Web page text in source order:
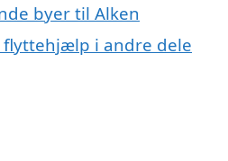
byer til Alken
flyttehjælp i andre dele